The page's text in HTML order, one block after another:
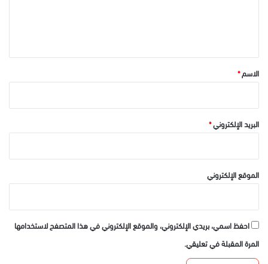
*الاسم*
البريد الإلكتروني*
الموقع الإلكتروني
احفظ اسمي، بريدي الإلكتروني، والموقع الإلكتروني في هذا المتصفح لاستخدامها
المرة المقبلة في تعليقي.